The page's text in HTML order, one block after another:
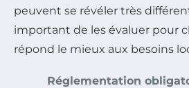
peuvent se révéler très
important de les évaluer pour
répond le mieux aux besoins
Réglementation